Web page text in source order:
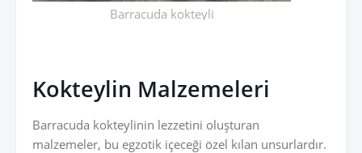
Barracuda kokteyli
Kokteylin Malzemeleri
Barracuda kokteylinin lezzetini oluşturan
malzemeler, bu egzotik içeceği özel kılan unsurlardır.